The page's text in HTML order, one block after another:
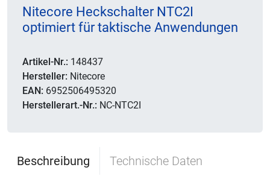
Nitecore Heckschalter NTC2I
optimiert für taktische Anwendungen
Artikel-Nr.: 148437
Hersteller: Nitecore
EAN: 6952506495320
Herstellerart.-Nr.: NC-NTC2I
Beschreibung Technische Daten